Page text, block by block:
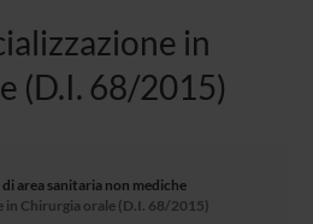
in
(D.I. 68/2015)
area sanitaria non mediche
in Chirurgia orale (D.I. 68/2015)